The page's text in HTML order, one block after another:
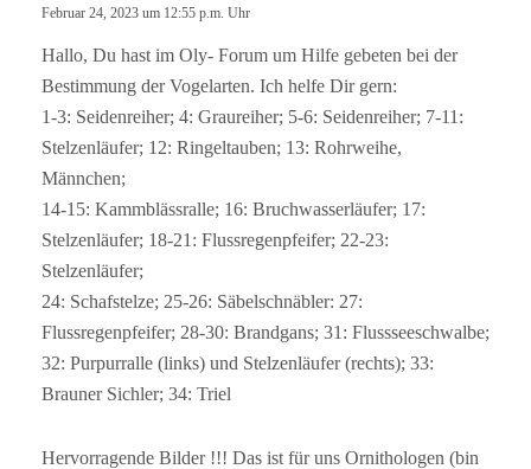
t
Februar 24, 2023 um 12:55 p.m. Uhr
Hallo, Du hast im Oly- Forum um Hilfe gebeten bei der
Bestimmung der Vogelarten. Ich helfe Dir gern:
1-3: Seidenreiher; 4: Graureiher; 5-6: Seidenreiher; 7-11:
Stelzenläufer; 12: Ringeltauben; 13: Rohrweihe,
Männchen;
14-15: Kammblässralle; 16: Bruchwasserläufer; 17:
Stelzenläufer; 18-21: Flussregenpfeifer; 22-23:
Stelzenläufer;
24: Schafstelze; 25-26: Säbelschnäbler: 27:
Flussregenpfeifer; 28-30: Brandgans; 31: Flussseeschwalbe;
32: Purpurralle (links) und Stelzenläufer (rechts); 33:
Brauner Sichler; 34: Triel
Hervorragende Bilder !!! Das ist für uns Ornithologen (bin